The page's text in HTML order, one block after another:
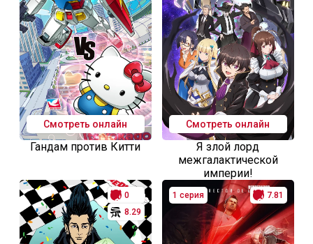
Смотреть онлайн
Гандам против Китти
Смотреть онлайн
Я злой лорд
межгалактической
империи!
0
8.29
1 серия 7.81